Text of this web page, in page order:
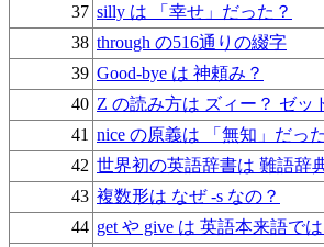
37 silly は 「幸せ」だった？
38 through の516通りの綴字
39 Good-bye は 神頼み？
40 Z の読み方は ズィー？ ゼッ
41 nice の原義は 「無知」だっ
42 世界初の英語辞書は 難語辞
43 複数形は なぜ -s なの？
44 get や give は 英語本来語で